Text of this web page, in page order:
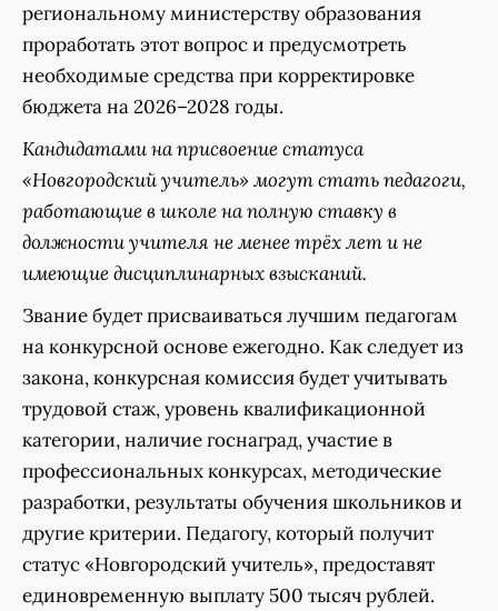
региональному министерству образования
проработать этот вопрос и предусмотреть
необходимые средства при корректировке
бюджета на 2026–2028 годы.
Кандидатами на присвоение статуса
«Новгородский учитель» могут стать педагоги,
работающие в школе на полную ставку в
должности учителя не менее трёх лет и не
имеющие дисциплинарных взысканий.
Звание будет присваиваться лучшим педагогам
на конкурсной основе ежегодно. Как следует из
закона, конкурсная комиссия будет учитывать
трудовой стаж, уровень квалификационной
категории, наличие госнаград, участие в
профессиональных конкурсах, методические
разработки, результаты обучения школьников и
другие критерии. Педагогу, который получит
статус «Новгородский учитель», предоставят
единовременную выплату 500 тысяч рублей.